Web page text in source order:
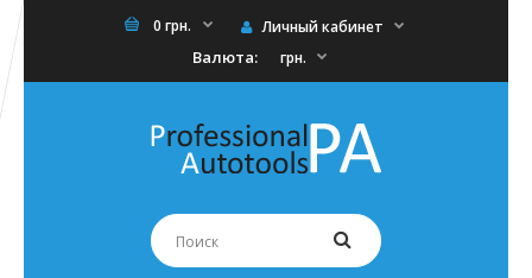
0 грн. Личный кабинет
Валюта: грн.